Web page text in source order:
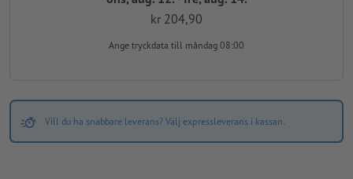
kr 204,90
Ange tryckdata till måndag 08:00
Vill du ha snabbare leverans? Välj expressleverans i kassan.